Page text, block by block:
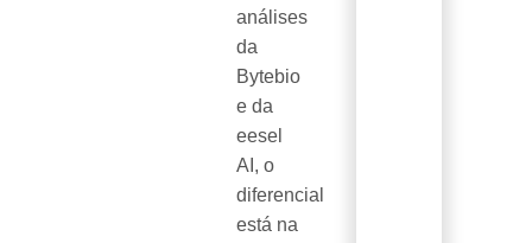
análises
da
Bytebio
e da
eesel
AI, o
diferencial
está na